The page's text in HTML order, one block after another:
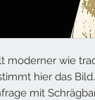
moderner wie
hier das
mit